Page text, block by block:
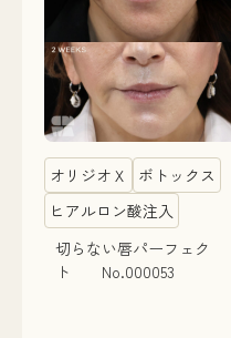
オリジオＸ
ボトックス
ヒアルロン酸注入
切らない唇パーフェク
ト No.000053